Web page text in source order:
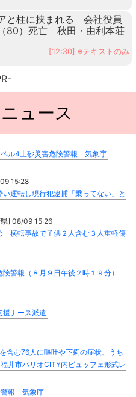
と柱に挟まれる 会社役員
80）死亡 秋田・由利本荘
[12:30] ※テキストのみ
ュース
ル4土砂災害危険警報 気象庁
15:28
運転し現行犯逮捕「乗ってない」と
県] 08/09 15:26
横転事故で子供２人含む３人重軽傷
警報（８月９日午後２時１９分）
ナース派遣
含む76人に嘔吐や下痢の症状、うち
市パリオCITY内ビュッフェ形式レ
警報 気象庁